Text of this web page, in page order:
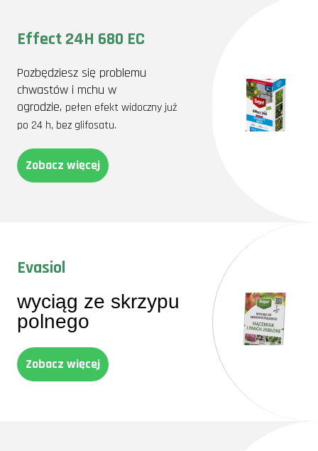
Effect 24H 680 EC
Pozbędziesz się problemu
chwastów i mchu w
ogrodzie, pełen efekt widoczny już
po 24 h, bez glifosatu.
Zobacz więcej
Evasiol
wyciąg ze skrzypu
polnego
Zobacz więcej